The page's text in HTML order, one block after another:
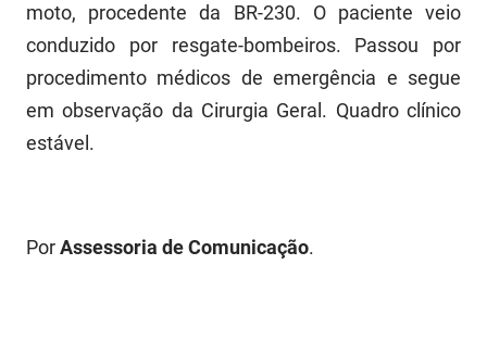
moto, procedente da BR-230. O paciente veio
conduzido por resgate-bombeiros. Passou por
procedimento médicos de emergência e segue
em observação da Cirurgia Geral. Quadro clínico
estável.
PorAssessoria de Comunicação.